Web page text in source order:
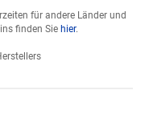
für andere Länder und
finden Sie hier.